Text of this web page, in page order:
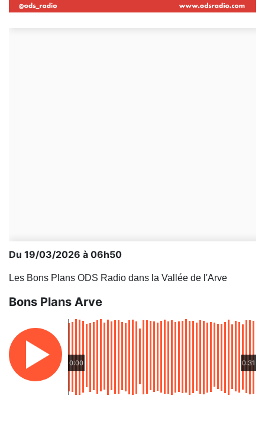
Du 19/03/2026 à 06h50
Les Bons Plans ODS Radio dans la Vallée de l'Arve
Bons Plans Arve
0:00 0:31